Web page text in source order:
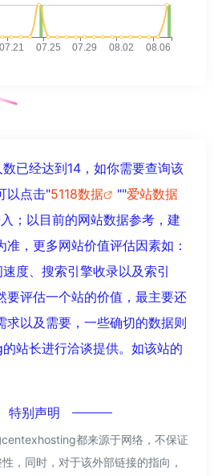
已经达到14，如你需要查询该
以点击"5118数据 ""爱站数据
；以目前的网站数据参考，建
，更多网站价值评估因素如：
度、搜索引擎收录以及索引
要评估一个站的价值，最主要还
求以及需要，一些确切的数据则
站长进行洽谈提供。如该站的
特别声明
都来源于网络，不保证
，同时，对于该外部链接的指向，